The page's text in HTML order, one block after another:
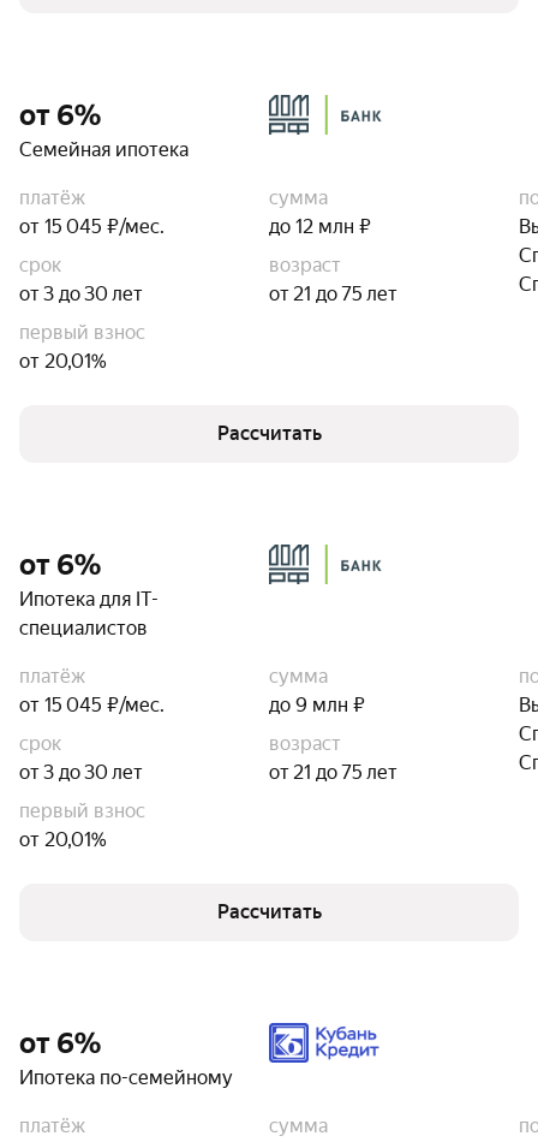
от 6%
Семейная ипотека
платёж
от 15 045 ₽/мес.
сумма
до 12 млн ₽
срок
от 3 до 30 лет
возраст
от 21 до 75 лет
первый взнос
от 20,01%
Рассчитать
от 6%
Ипотека для IT-
специалистов
платёж
от 15 045 ₽/мес.
сумма
до 9 млн ₽
срок
от 3 до 30 лет
возраст
от 21 до 75 лет
первый взнос
от 20,01%
Рассчитать
от 6%
Ипотека по-семейному
платёж
сумма